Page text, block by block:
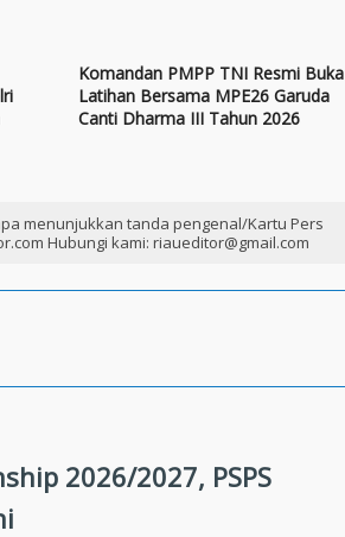
Komandan PMPP TNI Resmi Buka
Latihan Bersama MPE26 Garuda
Canti Dharma III Tahun 2026
menunjukkan tanda pengenal/Kartu Pers
Hubungi kami: riaueditor@gmail.com
2026/2027, PSPS